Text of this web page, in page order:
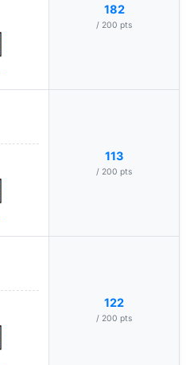
182
/ 200 pts
113
/ 200 pts
122
/ 200 pts